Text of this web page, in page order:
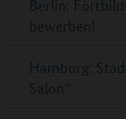
Berlin:
bewerben!
Hamburg:
Salon“